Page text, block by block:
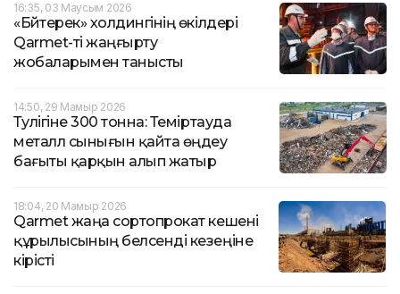
16:35, 03 Маусым 2026
«Бәйтерек» холдингінің өкілдері
Qarmet-ті жаңғырту
жобаларымен танысты
14:50, 29 Мамыр 2026
Тәулігіне 300 тонна: Теміртауда
металл сынығын қайта өңдеу
бағыты қарқын алып жатыр
18:04, 20 Мамыр 2026
Qarmet жаңа сортопрокат кешені
құрылысының белсенді кезеңіне
кірісті